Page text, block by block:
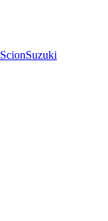
ScionSuzuki